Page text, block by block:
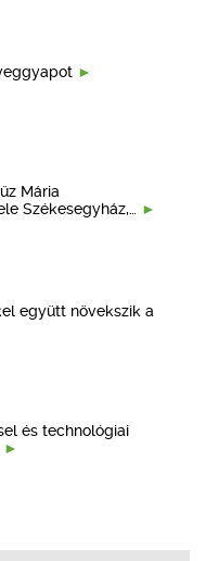
Mária
Székesegyház,…
együtt növekszik a
és technológiai